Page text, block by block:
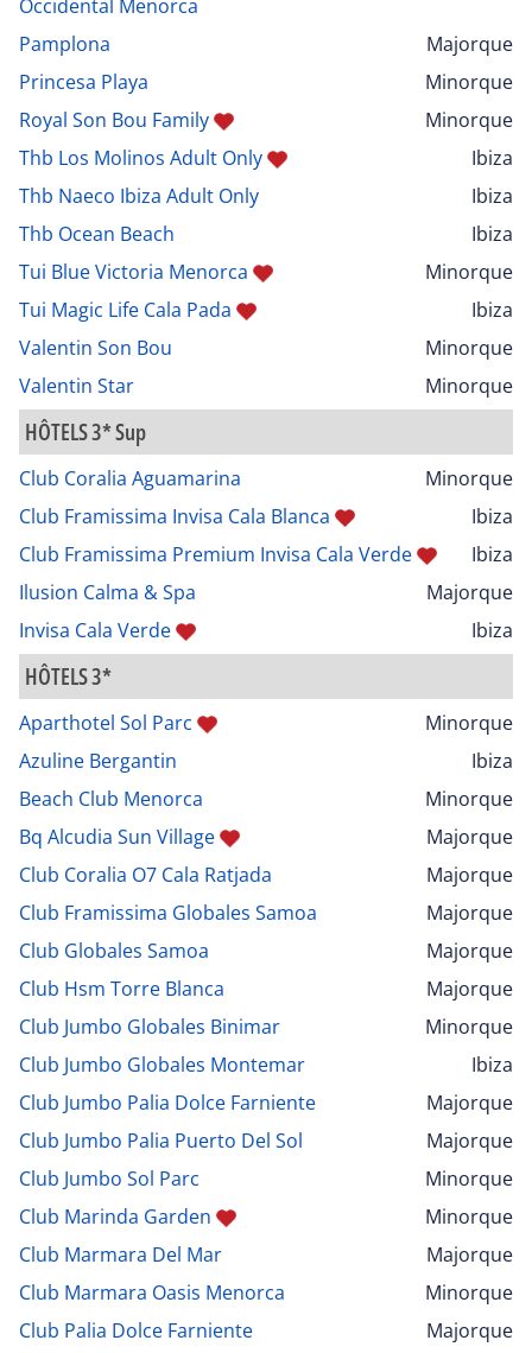
Occidental Menorca
Pamplona
Majorque
Princesa Playa
Minorque
Royal Son Bou Family
Minorque
Thb Los Molinos Adult Only
Ibiza
Thb Naeco Ibiza Adult Only
Ibiza
Thb Ocean Beach
Ibiza
Tui Blue Victoria Menorca
Minorque
Tui Magic Life Cala Pada
Ibiza
Valentin Son Bou
Minorque
Valentin Star
Minorque
HÔTELS 3* Sup
Club Coralia Aguamarina
Minorque
Club Framissima Invisa Cala Blanca
Ibiza
Club Framissima Premium Invisa Cala Verde
Ibiza
Ilusion Calma & Spa
Majorque
Invisa Cala Verde
Ibiza
HÔTELS 3*
Aparthotel Sol Parc
Minorque
Azuline Bergantin
Ibiza
Beach Club Menorca
Minorque
Bq Alcudia Sun Village
Majorque
Club Coralia O7 Cala Ratjada
Majorque
Club Framissima Globales Samoa
Majorque
Club Globales Samoa
Majorque
Club Hsm Torre Blanca
Majorque
Club Jumbo Globales Binimar
Minorque
Club Jumbo Globales Montemar
Ibiza
Club Jumbo Palia Dolce Farniente
Majorque
Club Jumbo Palia Puerto Del Sol
Majorque
Club Jumbo Sol Parc
Minorque
Club Marinda Garden
Minorque
Club Marmara Del Mar
Majorque
Club Marmara Oasis Menorca
Minorque
Club Palia Dolce Farniente
Majorque